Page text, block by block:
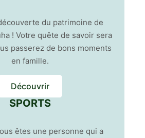
du patrimoine de
! Votre quête de savoir sera
passerez de bons moments
en famille.
Découvrir
SPORTS
êtes une personne qui a